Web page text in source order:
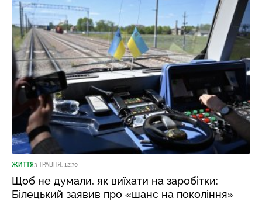
ЖИТТЯ3 ТРАВНЯ, 12:30
Щоб не думали, як виїхати на заробітки:
Білецький заявив про «шанс на покоління»